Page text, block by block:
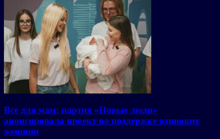
Все для мам: партия «Новые люди»
анонсировала проект по поддержке одиноких
женщин